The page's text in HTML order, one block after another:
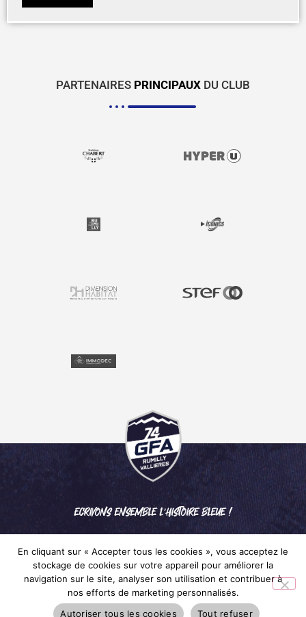
PARTENAIRES PRINCIPAUX DU CLUB
ECRIVONS ENSEMBLE L'HISTOIRE BLEUE !
Mentions légales – © 2024 GFA RUMILLY VALLIÈRES
En cliquant sur « Accepter tous les cookies », vous acceptez le
stockage de cookies sur votre appareil pour améliorer la
navigation sur le site, analyser son utilisation et contribuer à
nos efforts de marketing personnalisés.
Autoriser tous les cookies
Tout refuser